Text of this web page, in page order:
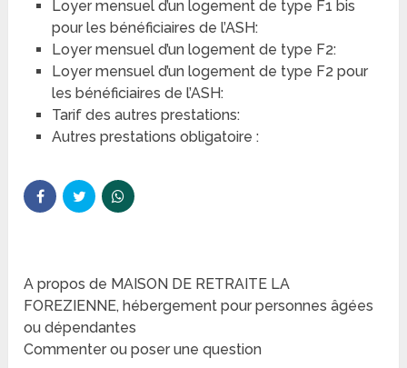
Loyer mensuel d’un logement de type F1 bis
pour les bénéficiaires de l’ASH:
Loyer mensuel d’un logement de type F2:
Loyer mensuel d’un logement de type F2 pour
les bénéficiaires de l’ASH:
Tarif des autres prestations:
Autres prestations obligatoire :
A propos de MAISON DE RETRAITE LA
FOREZIENNE, hébergement pour personnes âgées
ou dépendantes
Commenter ou poser une question